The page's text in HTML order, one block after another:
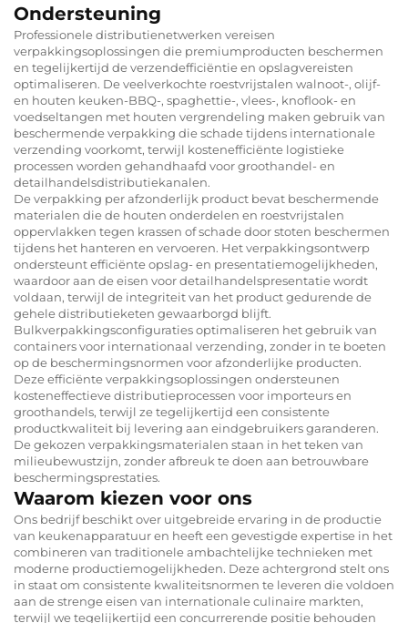
Ondersteuning
Professionele distributienetwerken vereisen
verpakkingsoplossingen die premiumproducten beschermen
en tegelijkertijd de verzendefficiëntie en opslagvereisten
optimaliseren. De veelverkochte roestvrijstalen walnoot-, olijf-
en houten keuken-BBQ-, spaghettie-, vlees-, knoflook- en
voedseltangen met houten vergrendeling maken gebruik van
beschermende verpakking die schade tijdens internationale
verzending voorkomt, terwijl kostenefficiënte logistieke
processen worden gehandhaafd voor groothandel- en
detailhandelsdistributiekanalen.
De verpakking per afzonderlijk product bevat beschermende
materialen die de houten onderdelen en roestvrijstalen
oppervlakken tegen krassen of schade door stoten beschermen
tijdens het hanteren en vervoeren. Het verpakkingsontwerp
ondersteunt efficiënte opslag- en presentatiemogelijkheden,
waardoor aan de eisen voor detailhandelspresentatie wordt
voldaan, terwijl de integriteit van het product gedurende de
gehele distributieketen gewaarborgd blijft.
Bulkverpakkingsconfiguraties optimaliseren het gebruik van
containers voor internationaal verzending, zonder in te boeten
op de beschermingsnormen voor afzonderlijke producten.
Deze efficiënte verpakkingsoplossingen ondersteunen
kosteneffectieve distributieprocessen voor importeurs en
groothandels, terwijl ze tegelijkertijd een consistente
productkwaliteit bij levering aan eindgebruikers garanderen.
De gekozen verpakkingsmaterialen staan in het teken van
milieubewustzijn, zonder afbreuk te doen aan betrouwbare
beschermingsprestaties.
Waarom kiezen voor ons
Ons bedrijf beschikt over uitgebreide ervaring in de productie
van keukenapparatuur en heeft een gevestigde expertise in het
combineren van traditionele ambachtelijke technieken met
moderne productiemogelijkheden. Deze achtergrond stelt ons
in staat om consistente kwaliteitsnormen te leveren die voldoen
aan de strenge eisen van internationale culinaire markten,
terwijl we tegelijkertijd een concurrerende positie behouden